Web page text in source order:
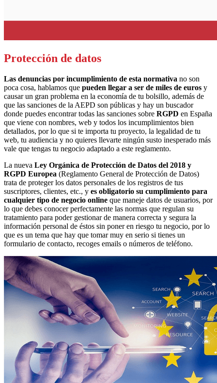
Protección de datos
Las denuncias por incumplimiento de esta normativa no son
poca cosa, hablamos que pueden llegar a ser de miles de euros y
causar un gran problema en la economía de tu bolsillo, además de
que las sanciones de la AEPD son públicas y hay un buscador
donde puedes encontrar todas las sanciones sobre RGPD en España
que viene con nombres, web y todos los incumplimientos bien
detallados, por lo que si te importa tu proyecto, la legalidad de tu
web, tu audiencia y no quieres llevarte ningún susto inesperado más
vale que tengas tu negocio adaptado a este reglamento.
La nueva Ley Orgánica de Protección de Datos del 2018 y
RGPD Europea (Reglamento General de Protección de Datos)
trata de proteger los datos personales de los registros de tus
suscriptores, clientes, etc., y es obligatorio su cumplimiento para
cualquier tipo de negocio online que maneje datos de usuarios, por
lo que debes conocer perfectamente las normas que regulan su
tratamiento para poder gestionar de manera correcta y segura la
información personal de éstos sin poner en riesgo tu negocio, por lo
que es un tema que hay que tomar muy en serio si tienes un
formulario de contacto, recoges emails o números de teléfono.